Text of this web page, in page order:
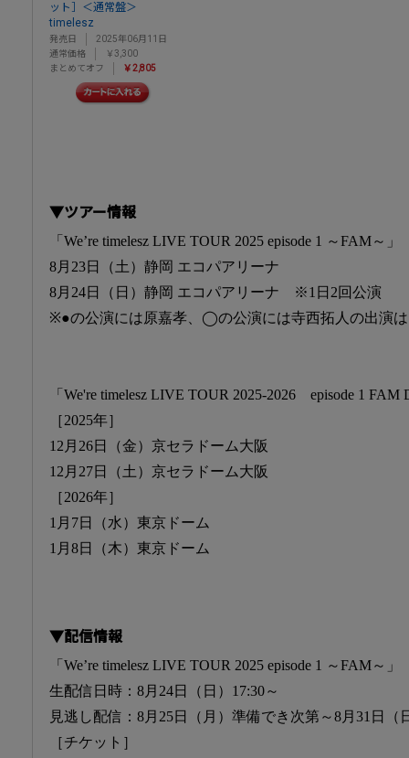
ット］＜通常盤＞
timelesz
発売日
2025年06月11日
通常価格
￥3,300
まとめてオフ
￥2,805
▼ツアー情報
「We’re timelesz LIVE TOUR 2025 episode 1 ～FAM～」
8月23日（土）静岡 エコパアリーナ
8月24日（日）静岡 エコパアリーナ ※1日2回公演
※●の公演には原嘉孝、◯の公演には寺西拓人の出演
「We're timelesz LIVE TOUR 2025-2026 episode 1 FAM
［2025年］
12月26日（金）京セラドーム大阪
12月27日（土）京セラドーム大阪
［2026年］
1月7日（水）東京ドーム
1月8日（木）東京ドーム
▼配信情報
「We’re timelesz LIVE TOUR 2025 episode 1 ～FAM～」
生配信日時：8月24日（日）17:30～
見逃し配信：8月25日（月）準備でき次第～8月31日（
［チケット］